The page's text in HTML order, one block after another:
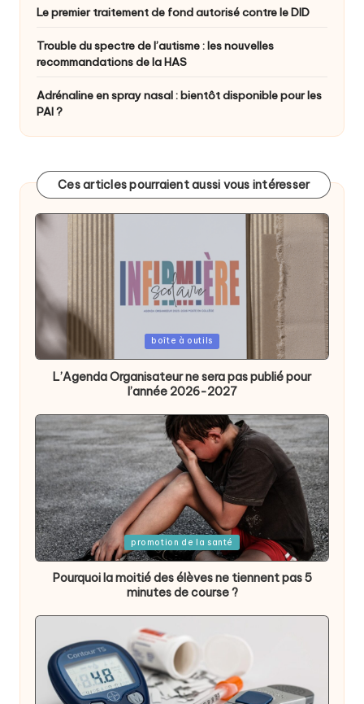
Le premier traitement de fond autorisé contre le DID
Trouble du spectre de l’autisme : les nouvelles
recommandations de la HAS
Adrénaline en spray nasal : bientôt disponible pour les
PAI ?
Ces articles pourraient aussi vous intéresser
Posted
in
boîte à outils
L’Agenda Organisateur ne sera pas publié pour
l’année 2026-2027
Posted
in
promotion de la santé
Pourquoi la moitié des élèves ne tiennent pas 5
minutes de course ?